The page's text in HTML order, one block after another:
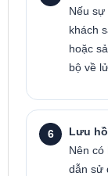
Nếu sự
khách
hoặc
bộ về
Lưu
Nên có
dẫn sử